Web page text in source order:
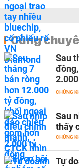
Cùng
Sau
CHỨNG
Sau
thấy
CHỨNG
Tự